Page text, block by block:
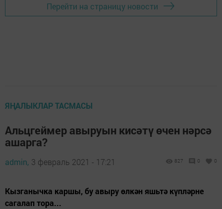
Перейти на страницу новости
ЯҢАЛЫКЛАР ТАСМАСЫ
Альцгеймер авыруын кисәтү өчен нәрсә
ашарга?
admin, 3 февраль 2021 - 17:21 827 0 0
Кызганычка каршы, бу авыру өлкән яшьтә күпләрне
сагалап тора...